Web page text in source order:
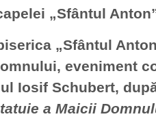
„Sfântul
„Sfântul
eveniment
Iosif Schubert,
a Maicii